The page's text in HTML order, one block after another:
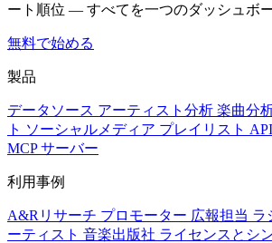
ート順位 — すべてを一つのダッシュボー
無料で始める
製品
データソース アーティスト分析 楽曲分
ト ソーシャルメディア プレイリスト API
MCP サーバー
利用事例
A&Rリサーチ プロモーター 広報担当 ラ
ーティスト 音楽出版社 ライセンスとシ